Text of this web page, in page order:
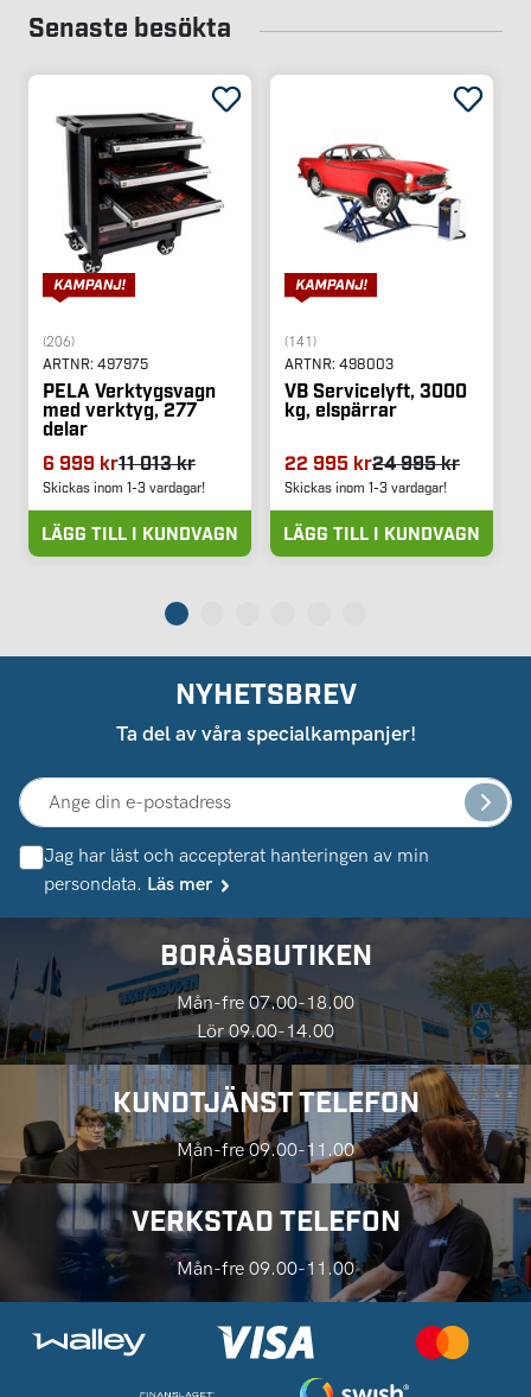
Senaste besökta
(206)
ARTNR: 497975
PELA Verktygsvagn
med verktyg, 277
delar
6 999 kr11 013 kr
Skickas inom 1-3 vardagar!
LÄGG TILL I KUNDVAGN
(141)
ARTNR: 498003
VB Servicelyft, 3000
kg, elspärrar
22 995 kr24 995 kr
Skickas inom 1-3 vardagar!
LÄGG TILL I KUNDVAGN
NYHETSBREV
Ta del av våra specialkampanjer!
Jag har läst och accepterat hanteringen av min
persondata. Läs mer
BORÅSBUTIKEN
Mån-fre 07.00-18.00
Lör 09.00-14.00
KUNDTJÄNST TELEFON
Mån-fre 09.00-11.00
VERKSTAD TELEFON
Mån-fre 09.00-11.00